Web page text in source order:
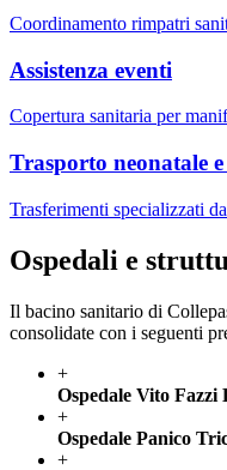
Coordinamento rimpatri
Assistenza eventi
Copertura sanitaria per
Trasporto neonatale
Trasferimenti specializzati
Ospedali e
Il bacino sanitario di
consolidate con i seguenti
+
Ospedale Vito Fazzi
+
Ospedale Panico
+